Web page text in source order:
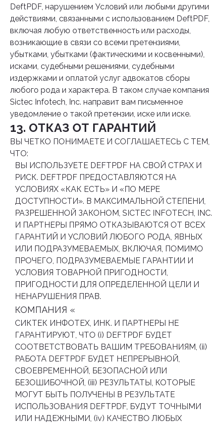
DeftPDF, нарушением Условий или любыми другими
действиями, связанными с использованием DeftPDF,
включая любую ответственность или расходы,
возникающие в связи со всеми претензиями,
убытками, убытками (фактическими и косвенными),
исками, судебными решениями, судебными
издержками и оплатой услуг адвокатов сборы
любого рода и характера. В таком случае компания
Sictec Infotech, Inc. направит вам письменное
уведомление о такой претензии, иске или иске.
13. ОТКАЗ ОТ ГАРАНТИЙ
ВЫ ЧЕТКО ПОНИМАЕТЕ И СОГЛАШАЕТЕСЬ С ТЕМ,
ЧТО:
ВЫ ИСПОЛЬЗУЕТЕ DEFTPDF НА СВОЙ СТРАХ И
РИСК. DEFTPDF ПРЕДОСТАВЛЯЮТСЯ НА
УСЛОВИЯХ «КАК ЕСТЬ» И «ПО МЕРЕ
ДОСТУПНОСТИ». В МАКСИМАЛЬНОЙ СТЕПЕНИ,
РАЗРЕШЕННОЙ ЗАКОНОМ, SICTEC INFOTECH, INC.
И ПАРТНЕРЫ ПРЯМО ОТКАЗЫВАЮТСЯ ОТ ВСЕХ
ГАРАНТИЙ И УСЛОВИЙ ЛЮБОГО РОДА, ЯВНЫХ
ИЛИ ПОДРАЗУМЕВАЕМЫХ, ВКЛЮЧАЯ, ПОМИМО
ПРОЧЕГО, ПОДРАЗУМЕВАЕМЫЕ ГАРАНТИИ И
УСЛОВИЯ ТОВАРНОЙ ПРИГОДНОСТИ,
ПРИГОДНОСТИ ДЛЯ ОПРЕДЕЛЕННОЙ ЦЕЛИ И
НЕНАРУШЕНИЯ ПРАВ.
КОМПАНИЯ «
СИКТЕК ИНФОТЕХ, ИНК. И ПАРТНЕРЫ НЕ
ГАРАНТИРУЮТ, ЧТО (i) DEFTPDF БУДЕТ
СООТВЕТСТВОВАТЬ ВАШИМ ТРЕБОВАНИЯМ, (ii)
РАБОТА DEFTPDF БУДЕТ НЕПРЕРЫВНОЙ,
СВОЕВРЕМЕННОЙ, БЕЗОПАСНОЙ ИЛИ
БЕЗОШИБОЧНОЙ, (iii) РЕЗУЛЬТАТЫ, КОТОРЫЕ
МОГУТ БЫТЬ ПОЛУЧЕНЫ В РЕЗУЛЬТАТЕ
ИСПОЛЬЗОВАНИЯ DEFTPDF, БУДУТ ТОЧНЫМИ
ИЛИ НАДЕЖНЫМИ, (iv) КАЧЕСТВО ЛЮБЫХ